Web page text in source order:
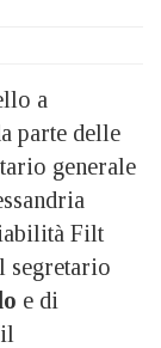
a
parte delle
generale
Filt
segretario
e di